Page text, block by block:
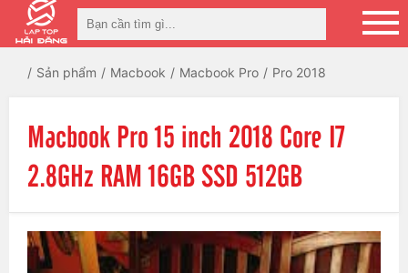
Sản phẩm Macbook Macbook Pro Pro 2018
Macbook Pro 15 inch 2018 Core I7
2.8GHz RAM 16GB SSD 512GB